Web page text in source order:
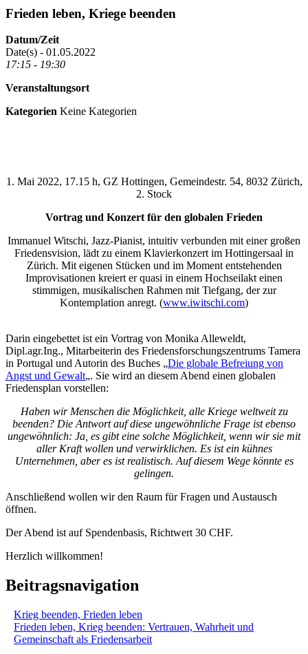
Frieden leben, Kriege beenden
Datum/Zeit
Date(s) - 01.05.2022
17:15 - 19:30
Veranstaltungsort
Kategorien Keine Kategorien
1. Mai 2022, 17.15 h, GZ Hottingen, Gemeindestr. 54, 8032 Zürich,
2. Stock
Vortrag und Konzert für den globalen Frieden
Immanuel Witschi, Jazz-Pianist, intuitiv verbunden mit einer großen
Friedensvision, lädt zu einem Klavierkonzert im Hottingersaal in
Zürich. Mit eigenen Stücken und im Moment entstehenden
Improvisationen kreiert er quasi in einem Hochseilakt einen
stimmigen, musikalischen Rahmen mit Tiefgang, der zur
Kontemplation anregt. (www.iwitschi.com)
Darin eingebettet ist ein Vortrag von Monika Alleweldt,
Dipl.agr.Ing., Mitarbeiterin des Friedensforschungszentrums Tamera
in Portugal und Autorin des Buches „Die globale Befreiung von
Angst und Gewalt„. Sie wird an diesem Abend einen globalen
Friedensplan vorstellen:
Haben wir Menschen die Möglichkeit, alle Kriege weltweit zu
beenden? Die Antwort auf diese ungewöhnliche Frage ist ebenso
ungewöhnlich: Ja, es gibt eine solche Möglichkeit, wenn wir sie mit
aller Kraft wollen und verwirklichen. Es ist ein kühnes
Unternehmen, aber es ist realistisch. Auf diesem Wege könnte es
gelingen.
Anschließend wollen wir den Raum für Fragen und Austausch
öffnen.
Der Abend ist auf Spendenbasis, Richtwert 30 CHF.
Herzlich willkommen!
Beitragsnavigation
Krieg beenden, Frieden leben
Frieden leben, Krieg beenden: Vertrauen, Wahrheit und
Gemeinschaft als Friedensarbeit